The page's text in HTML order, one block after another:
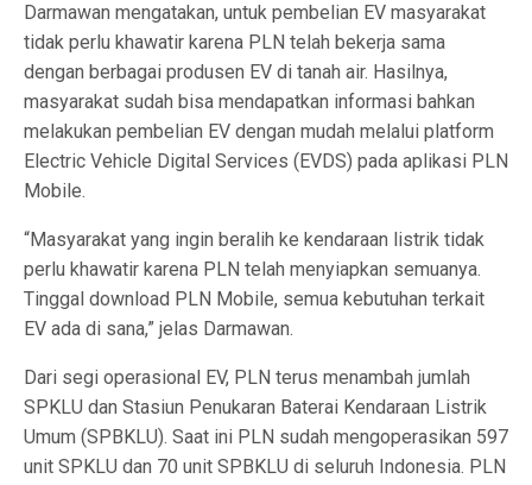
Darmawan mengatakan, untuk pembelian EV masyarakat
tidak perlu khawatir karena PLN telah bekerja sama
dengan berbagai produsen EV di tanah air. Hasilnya,
masyarakat sudah bisa mendapatkan informasi bahkan
melakukan pembelian EV dengan mudah melalui platform
Electric Vehicle Digital Services (EVDS) pada aplikasi PLN
Mobile.
“Masyarakat yang ingin beralih ke kendaraan listrik tidak
perlu khawatir karena PLN telah menyiapkan semuanya.
Tinggal download PLN Mobile, semua kebutuhan terkait
EV ada di sana,” jelas Darmawan.
Dari segi operasional EV, PLN terus menambah jumlah
SPKLU dan Stasiun Penukaran Baterai Kendaraan Listrik
Umum (SPBKLU). Saat ini PLN sudah mengoperasikan 597
unit SPKLU dan 70 unit SPBKLU di seluruh Indonesia. PLN